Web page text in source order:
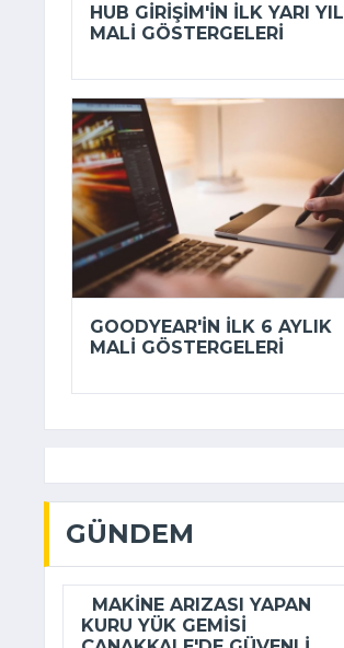
HUB GIRIŞIM'IN ILK YARI YIL
MALI GÖSTERGELERI
GOODYEAR'IN ILK 6 AYLIK
MALI GÖSTERGELERI
GÜNDEM
MAKINE ARIZASI YAPAN
KURU YÜK GEMISI